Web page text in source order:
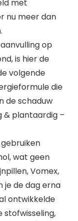
met
nu meer dan
aanvulling op
is hier de
volgende
die
de schaduw
& plantaardig –
gebruiken
wat geen
Vomex,
je de dag erna
ontwikkelde
stofwisseling,